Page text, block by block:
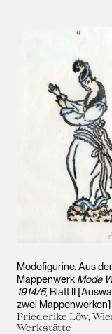
Modefigurine. Aus
Mappenwerk Mode
1914/5, Blatt II
zwei Mappenwerken]
Friederike Löw,
Werkstätte